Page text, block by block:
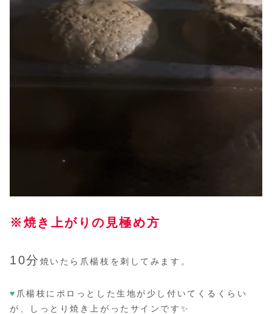
※焼き上がりの見極め方
10分 焼いたら爪楊枝を刺してみます。
♥ 爪楊枝にポロっとした生地が少し付いてくるくらい
が、しっとり焼き上がったサインです✨